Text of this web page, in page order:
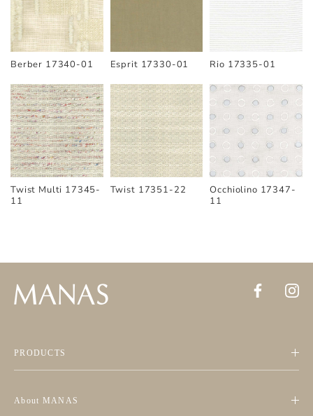
Berber 17340-01 Esprit 17330-01 Rio 17335-01
Twist Multi 17345-
11
Twist 17351-22
Occhiolino 17347-
11
PRODUCTS
About MANAS